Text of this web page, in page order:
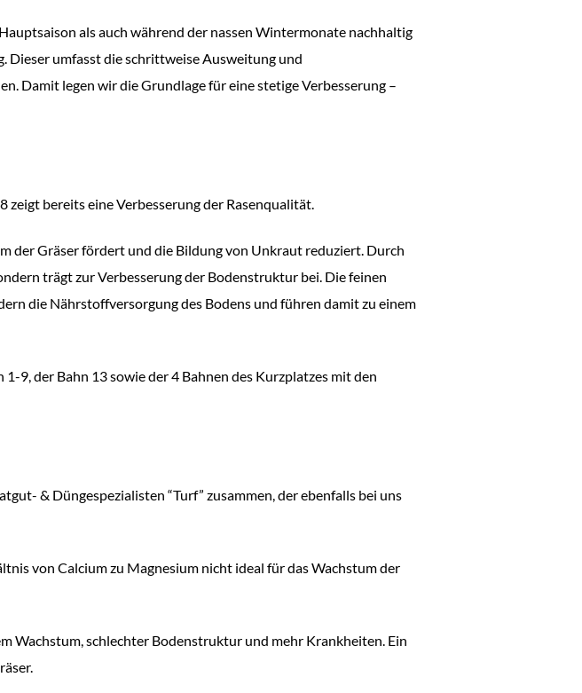
als auch während der nassen Wintermonate nachhaltig
Dieser umfasst die schrittweise Ausweitung und
Damit legen wir die Grundlage für eine stetige Verbesserung –
bereits eine Verbesserung der Rasenqualität.
der Gräser fördert und die Bildung von Unkraut reduziert. Durch
trägt zur Verbesserung der Bodenstruktur bei. Die feinen
die Nährstoffversorgung des Bodens und führen damit zu einem
9, der Bahn 13 sowie der 4 Bahnen des Kurzplatzes mit den
& Düngespezialisten “Turf” zusammen, der ebenfalls bei uns
von Calcium zu Magnesium nicht ideal für das Wachstum der
Wachstum, schlechter Bodenstruktur und mehr Krankheiten. Ein